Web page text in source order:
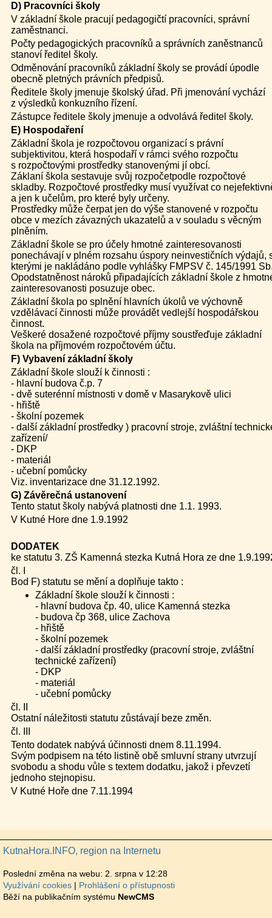
D) Pracovníci školy
V základní škole pracují pedagogičtí pracovníci, správní
zaměstnanci.
Počty pedagogických pracovníků a správních zaněstnanců
stanoví ředitel školy.
Odměnování pracovníků základní školy se provádí úpodle
obecně pletných právních předpisů.
Ředitele školy jmenuje školský úřad. Při jmenování vychází
z výsledků konkuzního řízení.
Zástupce ředitele školy jmenuje a odvolává ředitel školy.
E) Hospodaření
Základní škola je rozpočtovou organizací s právní
subjektivitou, která hospodaří v rámci svého rozpočtu
s rozpočtovými prostředky stanovenými jí obcí.
Záklaní škola sestavuje svůj rozpočetpodle rozpočtové
skladby. Rozpočtové prostředky musí využívat co
a jen k učelům, pro které byly určeny.
Prostředky může čerpat jen do výše stanovené v rozpočtu
obce v mezích závazných ukazatelů a v souladu s věcným
plněním.
Základní škole se pro účely hmotné zainteresovanosti
ponechávají v plném rozsahu úspory neinvestičních výdajů,
kterými je nakládáno podle vyhlášky FMPSV č. 145/1991
Opodstatněnost nároků připadajících základní škole z
zainteresovanosti posuzuje obec.
Základní škola po splnění hlavních úkolů ve výchovně
vzdělávací činnosti může provádět vedlejší hospodářskou
činnost.
Veškeré dosažené rozpočtové příjmy soustřeďuje základní
škola na příjmovém rozpočtovém účtu.
F) Vybavení základní školy
Základní škole slouží k činnosti :
- hlavní budova č.p. 7
- dvě suterénní místnosti v domě v Masarykově ulici
- hřiště
- školní pozemek
- další základní prostředky ) pracovní stroje, zvláštní
zařízení/
- DKP
- materiál
- učební pomůcky
Viz. inventarizace dne 31.12.1992.
G) Závěrečná ustanovení
Tento statut školy nabývá platnosti dne 1.1. 1993.
V Kutné Hore dne 1.9.1992
DODATEK
ke statutu 3. ZŠ Kamenná stezka Kutná Hora ze dne
čl. I
Bod F) statutu se mění a doplňuje takto :
Základní škole slouží k činnosti :
- hlavní budova čp. 40, ulice Kamenná stezka
- budova čp 368, ulice Zachova
- hřiště
- školní pozemek
- další základní prostředky (pracovní stroje, zvláštní
technické zařízení)
- DKP
- materiál
- učební pomůcky
čl. II
Ostatní náležitosti statutu zůstávají beze změn.
čl. III
Tento dodatek nabývá účinnosti dnem 8.11.1994.
Svým podpisem na této listině obě smluvní strany utvrzují
svobodu a shodu vůle s textem dodatku, jakož i převzetí
jednoho stejnopisu.
V Kutné Hoře dne 7.11.1994
KutnaHora.INFO, region na Internetu
Poslední změna na webu: 2. srpna v 12:28
Využívání cookies
Prohlášení o přístupnosti
Běží na publikačním systému NewCMS